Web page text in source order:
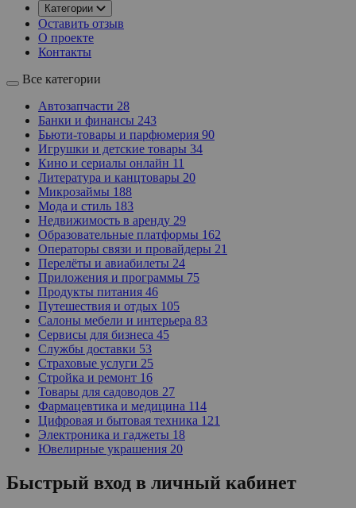
Категории
Оставить отзыв
О проекте
Контакты
Все категории
Автозапчасти 28
Банки и финансы 243
Бьюти-товары и парфюмерия 90
Игрушки и детские товары 34
Кино и сериалы онлайн 11
Литература и канцтовары 20
Микрозаймы 188
Мода и стиль 183
Недвижимость в аренду 29
Образовательные платформы 162
Операторы связи и провайдеры 21
Перелёты и авиабилеты 24
Приложения и программы 75
Продукты питания 46
Путешествия и отдых 105
Салоны мебели и интерьера 83
Сервисы для бизнеса 45
Службы доставки 53
Страховые услуги 25
Стройка и ремонт 16
Товары для садоводов 27
Фармацевтика и медицина 114
Цифровая и бытовая техника 121
Электроника и гаджеты 18
Ювелирные украшения 20
Быстрый вход в личный кабинет